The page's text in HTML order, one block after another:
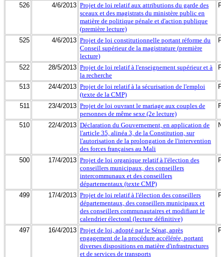
526 4/6/2013 Projet de loi relatif aux attributions du garde des
sceaux et des magistrats du ministère public en
matière de politique pénale et d'action publique
(première lecture)
525 4/6/2013 Projet de loi constitutionnelle portant réforme du
Conseil supérieur de la magistrature (première
lecture)
522 28/5/2013 Projet de loi relatif à l'enseignement supérieur et à
la recherche
513 24/4/2013 Projet de loi relatif à la sécurisation de l'emploi
(texte de la CMP)
511 23/4/2013 Projet de loi ouvrant le mariage aux couples de
personnes de même sexe (2e lecture)
510 22/4/2013 Déclaration du Gouvernement, en application de
l'article 35, alinéa 3, de la Constitution, sur
l'autorisation de la prolongation de l'intervention
des forces françaises au Mali
500 17/4/2013 Projet de loi organique relatif à l'élection des
conseillers municipaux, des conseillers
intercommunaux et des conseillers
départementaux (texte CMP)
499 17/4/2013 Projet de loi relatif à l'élection des conseillers
départementaux, des conseillers municipaux et
des conseillers communautaires et modifiant le
calendrier électoral (lecture définitive)
497 16/4/2013 Projet de loi, adopté par le Sénat, après
engagement de la procédure accélérée, portant
diverses dispositions en matière d'infrastructures
et de services de transports